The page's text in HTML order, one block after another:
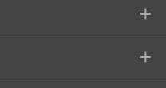
+
+